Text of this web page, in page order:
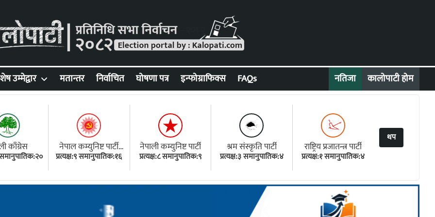
नतिजा कालोपाटी होम
उम्मेद्वार मतान्तर निर्वाचित घोषणा पत्र इन्फोग्राफिक्स FAQs
काँग्रेस
समानुपातिक:२०
नेपाल कम्युनिष्ट पार्टी
(एमाले)
प्रत्यक्ष:९ समानुपातिक:१६
नेपाली कम्युनिष्ट पार्टी
प्रत्यक्ष:८ समानुपातिक:९
श्रम संस्कृति पार्टी
प्रत्यक्ष:३ समानुपातिक:४
राष्ट्रिय प्रजातन्त्र पार्टी
प्रत्यक्ष:१ समानुपातिक:४
थप